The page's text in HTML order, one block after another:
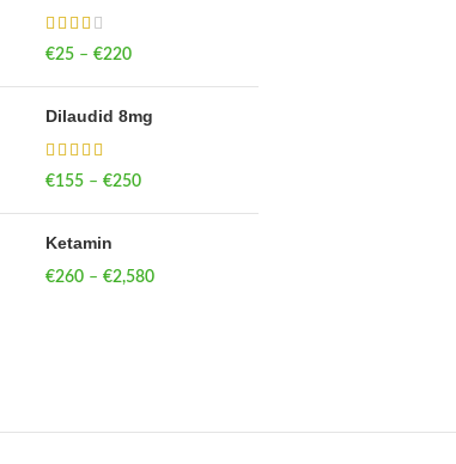
€25 – €220Price range: €25
Dilaudid 8mg
€155 – €250Price range: €155
Ketamin
€260 – €2,580Price range: